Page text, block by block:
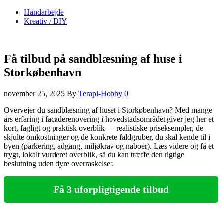
Håndarbejde
Kreativ / DIY
Få tilbud på sandblæsning af huse i
Storkøbenhavn
november 25, 2025 By Terapi-Hobby 0
Overvejer du sandblæsning af huset i Storkøbenhavn? Med mange
års erfaring i facaderenovering i hovedstadsområdet giver jeg her et
kort, fagligt og praktisk overblik — realistiske priseksempler, de
skjulte omkostninger og de konkrete faldgruber, du skal kende til i
byen (parkering, adgang, miljøkrav og naboer). Læs videre og få et
trygt, lokalt vurderet overblik, så du kan træffe den rigtige
beslutning uden dyre overraskelser.
Få 3 uforpligtigende tilbud